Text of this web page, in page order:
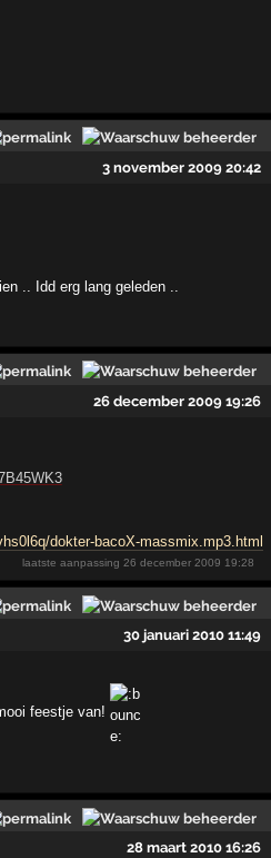
3 november 2009 20:42
.. Idd erg lang geleden ..
26 december 2009 19:26
dokter-bacoX-massmix.mp3.html
laatste aanpassing26 december 2009 19:28
30 januari 2010 11:49
feestje van!
28 maart 2010 16:26